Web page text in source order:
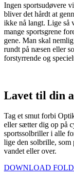
Ingen sportsudøvere
bliver det hårdt at
ikke nå langt. Lige så
mange sportsgrene
gene. Man skal
rundt på næsen eller
forstyrrende og
Lavet til din
Tag et smut forbi
eller sætter dig op på
sportssolbriller i alle
lige den solbrille, som
vandet eller over.
DOWNLOAD